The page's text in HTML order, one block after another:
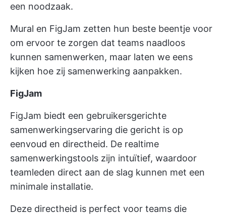
een noodzaak.
Mural en FigJam zetten hun beste beentje voor
om ervoor te zorgen dat teams naadloos
kunnen samenwerken, maar laten we eens
kijken hoe zij samenwerking aanpakken.
FigJam
FigJam biedt een gebruikersgerichte
samenwerkingservaring die gericht is op
eenvoud en directheid. De realtime
samenwerkingstools zijn intuïtief, waardoor
teamleden direct aan de slag kunnen met een
minimale installatie.
Deze directheid is perfect voor teams die